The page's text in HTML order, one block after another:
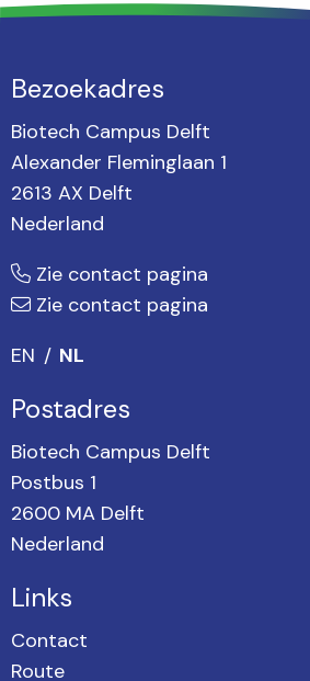
Bezoekadres
Biotech Campus Delft
Alexander Fleminglaan 1
2613 AX Delft
Nederland
Zie contact pagina
Zie contact pagina
EN
NL
Postadres
Biotech Campus Delft
Postbus 1
2600 MA Delft
Nederland
Links
Contact
Route